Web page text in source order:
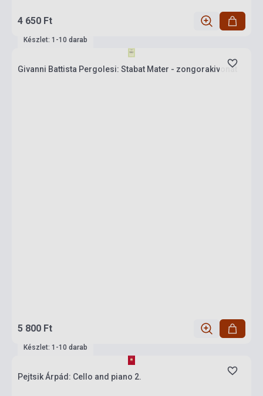
4 650 Ft
Készlet: 1-10 darab
Givanni Battista Pergolesi: Stabat Mater - zongorakivonat
5 800 Ft
Készlet: 1-10 darab
Pejtsik Árpád: Cello and piano 2.